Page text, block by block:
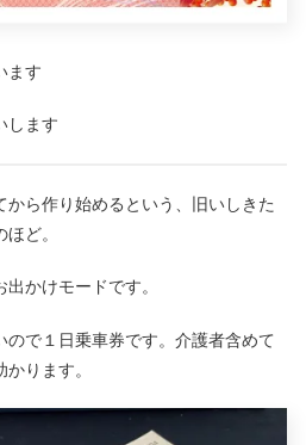
ます
します
ら作り始めるという、旧いしきた
ど。
かけモードです。
ので１日乗車券です。介護者含めて
ります。